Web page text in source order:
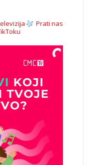
Prati nas